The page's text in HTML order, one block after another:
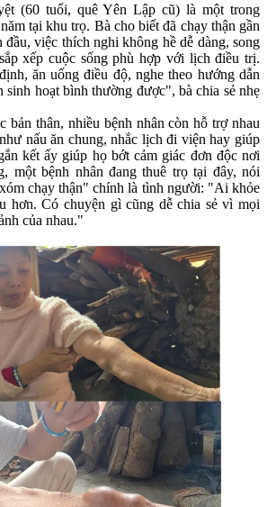
(60 tuổi, quê Yên Lập cũ) là một trong
tại khu trọ. Bà cho biết đã chạy thận gần
việc thích nghi không hề dễ dàng, song
xếp cuộc sống phù hợp với lịch điều trị.
ăn uống điều độ, nghe theo hướng dẫn
sinh hoạt bình thường được", bà chia sẻ nhẹ
bản thân, nhiều bệnh nhân còn hỗ trợ nhau
nấu ăn chung, nhắc lịch đi viện hay giúp
kết ấy giúp họ bớt cảm giác đơn độc nơi
một bệnh nhân đang thuê trọ tại đây, nói
chạy thận" chính là tình người: "Ai khỏe
hơn. Có chuyện gì cũng dễ chia sẻ vì mọi
của nhau."